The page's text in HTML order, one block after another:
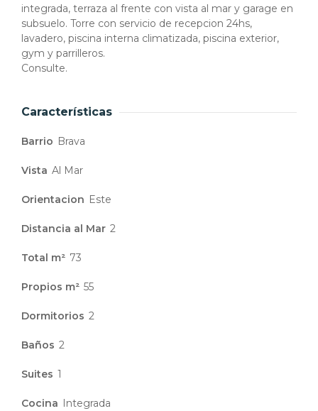
integrada, terraza al frente con vista al mar y garage en
subsuelo. Torre con servicio de recepcion 24hs,
lavadero, piscina interna climatizada, piscina exterior,
gym y parrilleros.
Consulte.
Características
Barrio Brava
Vista Al Mar
Orientacion Este
Distancia al Mar 2
Total m² 73
Propios m² 55
Dormitorios 2
Baños 2
Suites 1
Cocina Integrada